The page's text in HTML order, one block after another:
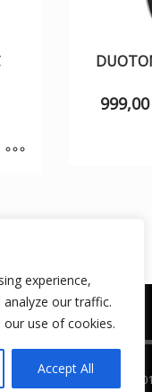
experience,
our traffic.
use of cookies.
Accept All
999,00
ACTIVO AT/MA/00250 ©